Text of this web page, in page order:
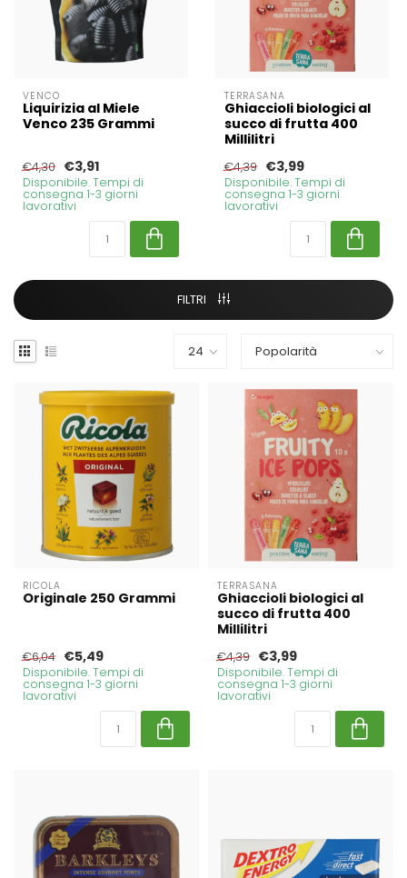
VENCO
Liquirizia al Miele
Venco 235 Grammi
€4,30 €3,91
Disponibile. Tempi di
consegna 1-3 giorni
lavorativi
TERRASANA
Ghiaccioli biologici al
succo di frutta 400
Millilitri
€4,39 €3,99
Disponibile. Tempi di
consegna 1-3 giorni
lavorativi
FILTRI
RICOLA
Originale 250 Grammi
€6,04 €5,49
Disponibile. Tempi di
consegna 1-3 giorni
lavorativi
TERRASANA
Ghiaccioli biologici al
succo di frutta 400
Millilitri
€4,39 €3,99
Disponibile. Tempi di
consegna 1-3 giorni
lavorativi